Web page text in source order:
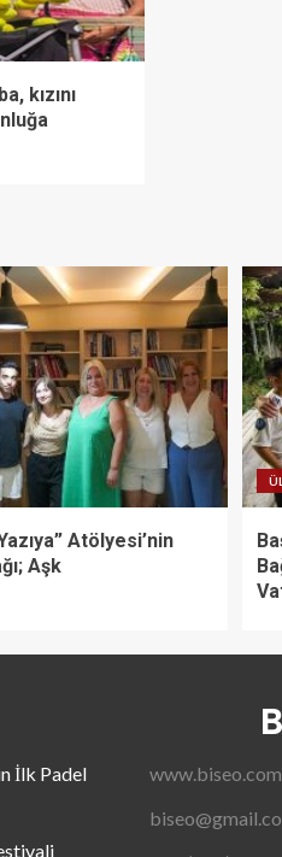
kızını
Atölyesi’nin
Aşk
İlk Padel